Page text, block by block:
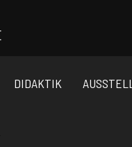
DIDAKTIK